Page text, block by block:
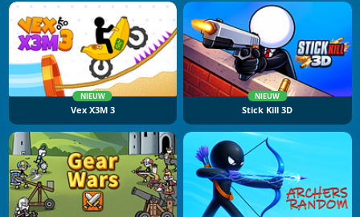
NIEUW
Vex X3M 3
NIEUW
Stick Kill 3D